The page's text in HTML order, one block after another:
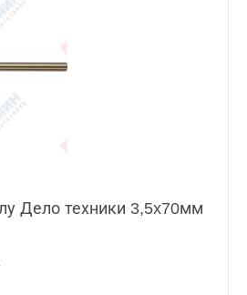
Дело техники 3,5x70мм